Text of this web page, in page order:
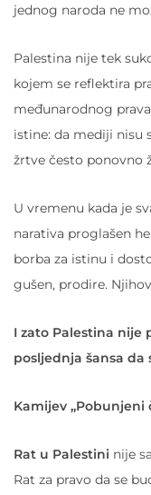
jednog naroda ne
Palestina nije tek
kojem se reflektira
međunarodnog
istine: da mediji nisu
žrtve često ponovno
U vremenu kada je
narativa proglašen
borba za istinu i
gušen, prodire.
I zato Palestina nije
posljednja šansa da
Kamijev „Pobunjeni
Rat u Palestini nije
Rat za pravo da se